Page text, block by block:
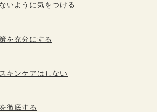
いように気をつける
を充分にする
キンケアはしない
徹底する